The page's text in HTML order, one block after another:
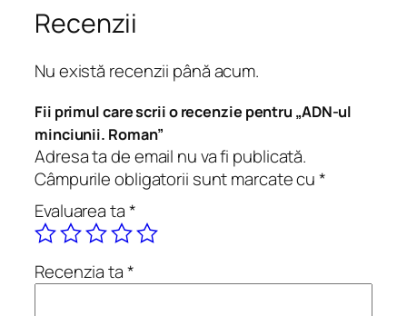
A
D
N
-
u
l
m
i
c
i
u
n
Recenzii
Nu există recenzii până acum.
Fii primul care scrii o recenzie pentru „ADN-ul
minciunii. Roman”
Adresa ta de email nu va fi publicată.
Câmpurile obligatorii sunt marcate cu*
Evaluarea ta*
Recenzia ta*